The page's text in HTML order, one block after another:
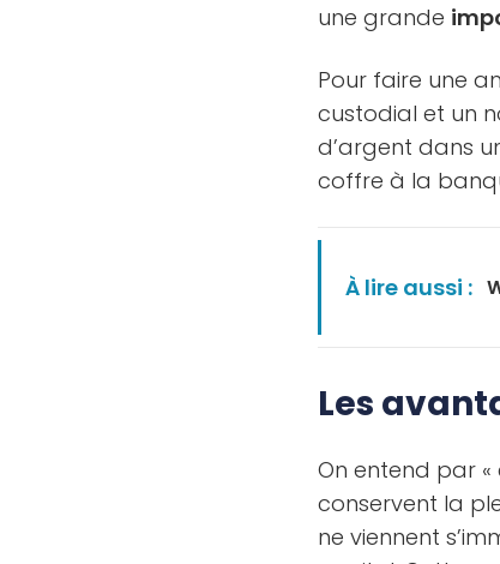
une grande
Pour faire une
custodial et un
d’argent dans
coffre à la
À lire aussi :
Les
On entend par «
conservent la
ne viennent